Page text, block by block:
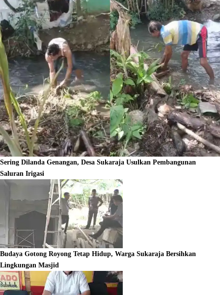
Sering Dilanda Genangan, Desa Sukaraja Usulkan Pembangunan
Saluran Irigasi
Budaya Gotong Royong Tetap Hidup, Warga Sukaraja Bersihkan
Lingkungan Masjid